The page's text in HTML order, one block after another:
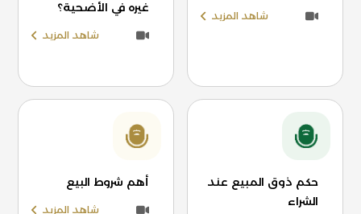
شاهد المزيد
غيره في الأضحية؟
شاهد المزيد
حكم ذوق المبيع عند
الشراء
أهم شروط البيع
شاهد المزيد